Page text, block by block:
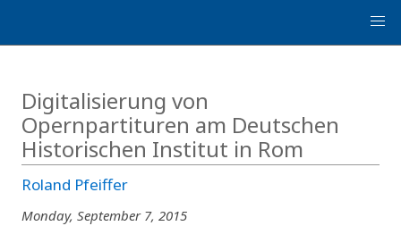
Digitalisierung von
Opernpartituren am Deutschen
Historischen Institut in Rom
Roland Pfeiffer
Monday, September 7, 2015